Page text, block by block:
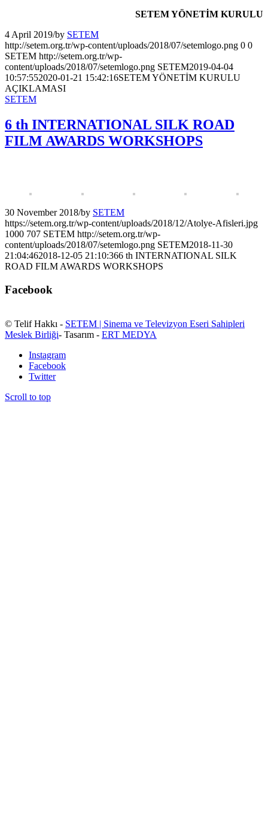
SETEM YÖNETİM KURULU
4 April 2019/by SETEM
http://setem.org.tr/wp-content/uploads/2018/07/setemlogo.png 0 0
SETEM http://setem.org.tr/wp-
content/uploads/2018/07/setemlogo.png SETEM2019-04-04
10:57:552020-01-21 15:42:16SETEM YÖNETİM KURULU
AÇIKLAMASI
SETEM
6 th INTERNATIONAL SILK ROAD
FILM AWARDS WORKSHOPS
30 November 2018/by SETEM
https://setem.org.tr/wp-content/uploads/2018/12/Atolye-Afisleri.jpg
1000 707 SETEM http://setem.org.tr/wp-
content/uploads/2018/07/setemlogo.png SETEM2018-11-30
21:04:462018-12-05 21:10:366 th INTERNATIONAL SILK
ROAD FILM AWARDS WORKSHOPS
Facebook
© Telif Hakkı - SETEM | Sinema ve Televizyon Eseri Sahipleri
Meslek Birliği- Tasarım - ERT MEDYA
Instagram
Facebook
Twitter
Scroll to top